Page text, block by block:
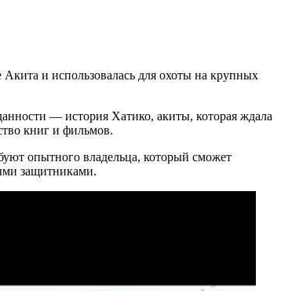
и использовалась для охоты на крупных
— история Хатико, акиты, которая ждала
книг и фильмов.
опытного владельца, который сможет
защитниками.